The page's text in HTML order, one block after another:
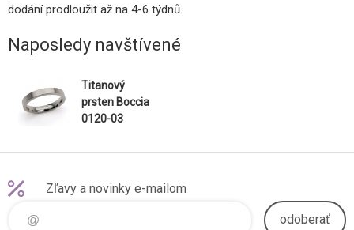
dodání prodloužit až na 4-6 týdnů.
Naposledy navštívené
Titanový
prsten Boccia
0120-03
Zľavy a novinky e-mailom
odoberať